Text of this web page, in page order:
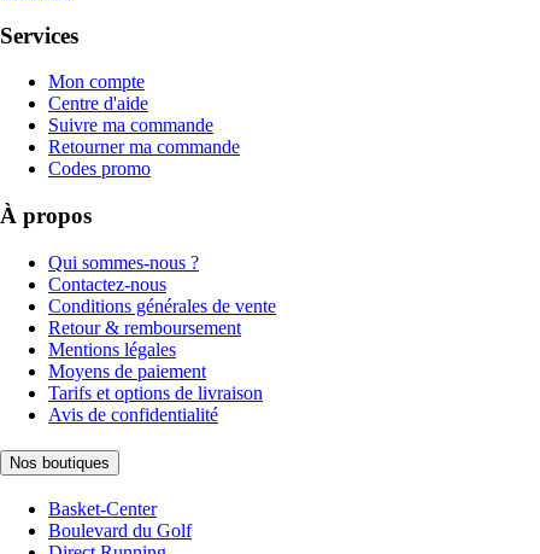
Services
Mon compte
Centre d'aide
Suivre ma commande
Retourner ma commande
Codes promo
À propos
Qui sommes-nous ?
Contactez-nous
Conditions générales de vente
Retour & remboursement
Mentions légales
Moyens de paiement
Tarifs et options de livraison
Avis de confidentialité
Nos boutiques
Basket-Center
Boulevard du Golf